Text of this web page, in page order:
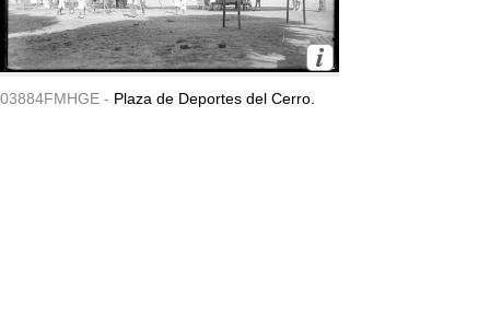
03884FMHGE - Plaza de Deportes del Cerro.